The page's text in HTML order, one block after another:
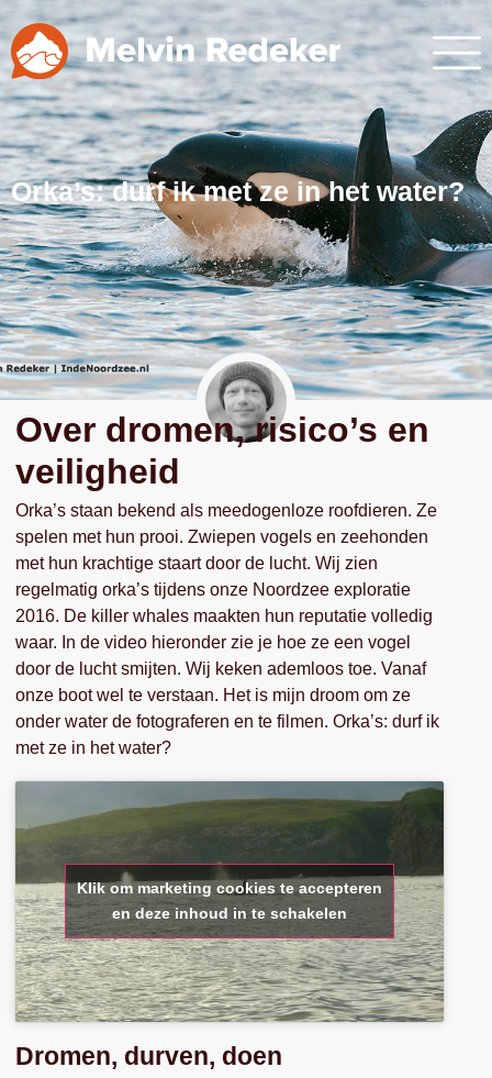
Orka’s: durf ik met ze in het water?
Over dromen, risico’s en
veiligheid
Orka’s staan bekend als meedogenloze roofdieren. Ze
spelen met hun prooi. Zwiepen vogels en zeehonden
met hun krachtige staart door de lucht. Wij zien
regelmatig orka’s tijdens onze Noordzee exploratie
2016. De killer whales maakten hun reputatie volledig
waar. In de video hieronder zie je hoe ze een vogel
door de lucht smijten. Wij keken ademloos toe. Vanaf
onze boot wel te verstaan. Het is mijn droom om ze
onder water de fotograferen en te filmen. Orka’s: durf ik
met ze in het water?
Klik om marketing cookies te accepteren
en deze inhoud in te schakelen
Dromen, durven, doen